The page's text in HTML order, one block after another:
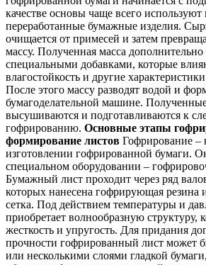
качестве основы чаще всего
переработанные бумажные изделия.
очищается от примесей и затем
массу. Полученная масса дополнительно
специальными добавками, которые
влагостойкость и другие
После этого массу разводят водой и
бумагоделательной машине.
высушиваются и подготавливаются к
гофрированию. Основные этапы
формирование листов Гофрирование –
изготовлении гофрированной бумаги.
специальном оборудовании –
Бумажный лист проходит через ряд
которых нанесена гофрирующая резина
сетка. Под действием температуры и
приобретает волнообразную структуру,
жесткость и упругость. Для придания
прочности гофрированный лист может
или несколькими слоями гладкой